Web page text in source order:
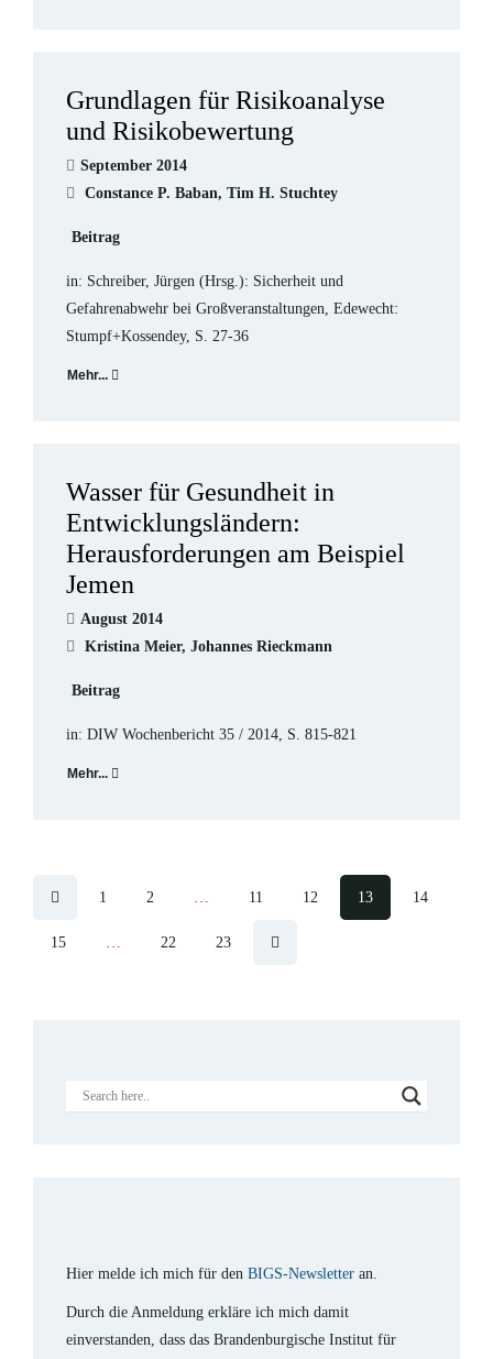
Grundlagen für Risikoanalyse
und Risikobewertung
September 2014
Constance P. Baban, Tim H. Stuchtey
Beitrag
in: Schreiber, Jürgen (Hrsg.): Sicherheit und
Gefahrenabwehr bei Großveranstaltungen, Edewecht:
Stumpf+Kossendey, S. 27-36
Mehr...
Wasser für Gesundheit in
Entwicklungsländern:
Herausforderungen am Beispiel
Jemen
August 2014
Kristina Meier, Johannes Rieckmann
Beitrag
in: DIW Wochenbericht 35 / 2014, S. 815-821
Mehr...
1 2 … 11 12 13 14
15 … 22 23
Hier melde ich mich für den BIGS-Newsletter an.
Durch die Anmeldung erkläre ich mich damit
einverstanden, dass das Brandenburgische Institut für